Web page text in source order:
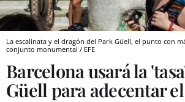
La escalinata y el dragón del Park Güell, el punto con
conjunto monumental / EFE
Barcelona usará la
Güell para adecentar